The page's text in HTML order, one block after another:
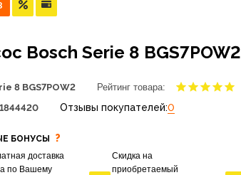
Bosch Serie 8 BGS7POW2
8 BGS7POW2
Рейтинг товара:
1844420 Отзывы покупателей:0
БОНУСЫ ?
доставка
по Вашему
Скидка на
приобретаемый